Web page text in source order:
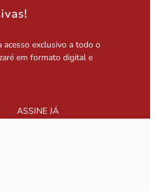
acesso exclusivo a todo o
em formato digital e
ASSINE JÁ